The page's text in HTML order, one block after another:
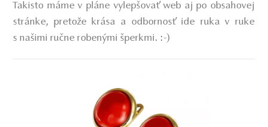
Takisto máme v pláne vylepšovať web aj po obsahovej
stránke, pretože krása a odbornosť ide ruka v ruke
s našimi ručne robenými šperkmi. :-)